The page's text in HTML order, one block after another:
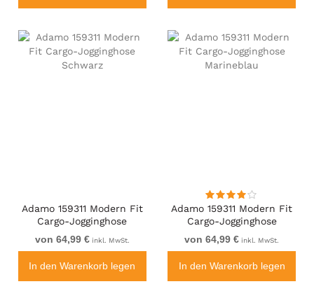
Adamo 159311 Modern Fit
Cargo-Jogginghose
Schwarz
von 64,99 €inkl. MwSt.
In den Warenkorb legen
Adamo 159311 Modern Fit
Cargo-Jogginghose
Marineblau
von 64,99 € inkl. MwSt.
In den Warenkorb legen